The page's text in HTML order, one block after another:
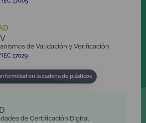
de Validación y Verificación
IEC 17029
en la cadena de plásticos
de Certificación Digital